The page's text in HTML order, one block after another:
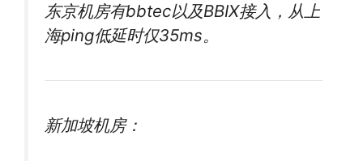
东京机房有bbtec以及BBIX接入，从上
海ping低延时仅35ms。
新加坡机房：